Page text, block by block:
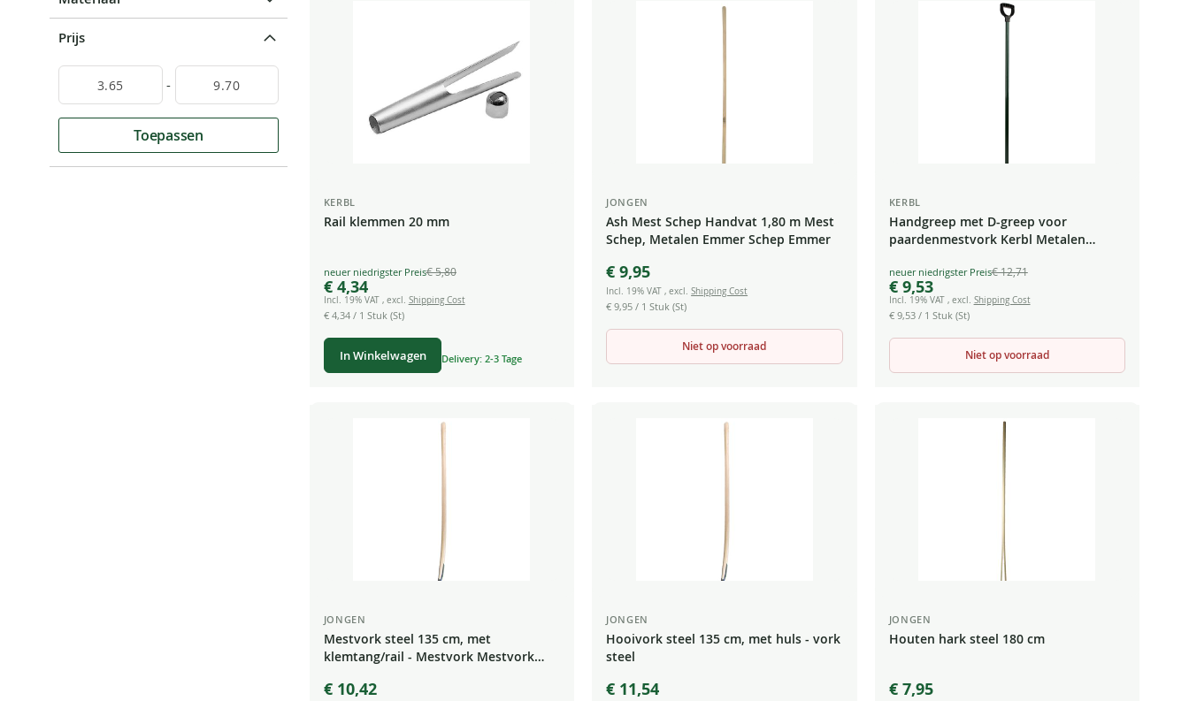
KERBL
Rail klemmen 20 mm
Special
Price
€ 4,34
€ 5,80
Incl. 19% VAT , excl. Shipping Cost
€ 4,34/ 1 Stuk (St)
In Winkelwagen Delivery: 2-3 Tage
JONGEN
Ash Mest Schep Handvat 1,80 m Mest
Schep, Metalen Emmer Schep Emmer
€ 9,95
Incl. 19% VAT,excl.Shipping Cost
€ 9,95 / 1 Stuk (St)
Niet op voorraad
KERBL
Handgreep met D-greep voor
paardenmestvork Kerbl Metalen
Special
Price
€ 9,53
€ 12,71
Incl. 19% VAT , excl. Shipping Cost
€ 9,53/ 1 Stuk (St)
Niet op voorraad
JONGEN
Mestvork steel 135 cm, met
klemtang/rail - Mestvork Mestvork
€ 10,42
JONGEN
Hooivork steel 135 cm, met huls - vork
steel
€ 11,54
JONGEN
Houten hark steel 180 cm
€ 7,95
Prijs
-
Toepassen